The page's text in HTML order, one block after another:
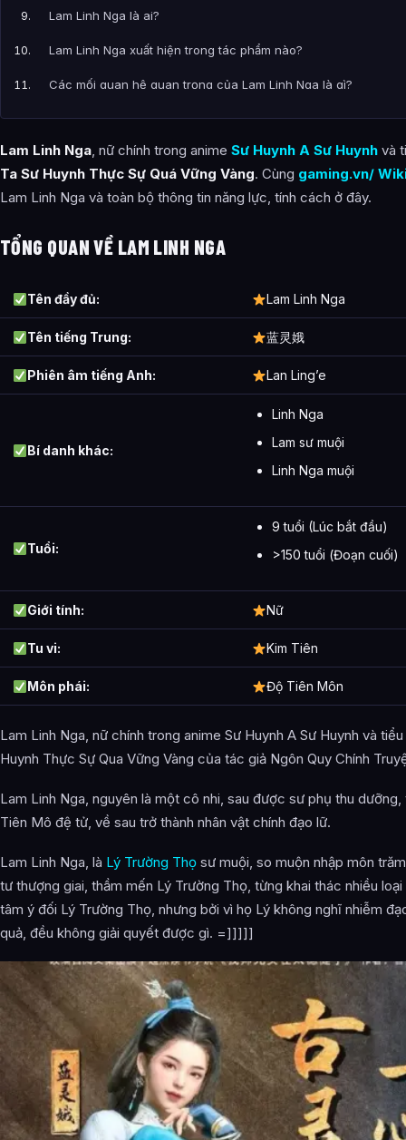
Lam Linh Nga là ai?
Lam Linh Nga xuất hiện trong tác phẩm nào?
Các mối quan hệ quan trọng của Lam Linh Nga là gì?
Thông tin về Lam Linh Nga được tổng hợp từ đâu?
Lam Linh Nga, nữ chính trong anime Sư Huynh A Sư Huynh và
Ta Sư Huynh Thực Sự Quá Vững Vàng. Cùng gaming.vn/
Lam Linh Nga và toàn bộ thông tin năng lực, tính cách ở đây.
TỔNG QUAN VỀ LAM LINH NGA
Tên đầy đủ: Lam Linh Nga
Tên tiếng Trung: 蓝灵娥
Phiên âm tiếng Anh: Lan Ling’e
Bí danh khác:
Linh Nga
Lam sư muội
Linh Nga muội
Tuổi:
9 tuổi (Lúc bắt đầu)
>150 tuổi (Đoạn cuối)
Giới tính: Nữ
Tu vi: Kim Tiên
Môn phái: Độ Tiên Môn
Lam Linh Nga, nữ chính trong anime Sư Huynh A Sư Huynh và
Huynh Thực Sự Qua Vững Vàng của tác giả Ngôn Quy Chính
Lam Linh Nga, nguyên là một cô nhi, sau được sư phụ thu
Tiên Mô đệ tử, về sau trở thành nhân vật chính đạo lữ.
Lam Linh Nga, là Lý Trường Thọ sư muội, so muộn nhập môn
tư thượng giai, thầm mến Lý Trường Thọ, từng khai thác nhiều
tâm ý đối Lý Trường Thọ, nhưng bởi vì họ Lý không nghĩ nhiễm
quả, đều không giải quyết được gì. =]]]]]